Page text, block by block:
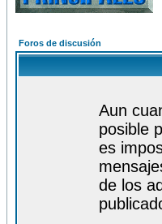
Foros de discusión
Aun
posible
es
de los